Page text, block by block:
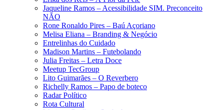
Jaqueline Ramos – Acessibilidade SIM. Preconceito
NÃO
Rone Ronaldo Pires – Baú Açoriano
Melisa Eliana – Branding & Negócio
Entrelinhas do Cuidado
Madison Martins – Futebolando
Julia Freitas​ – Letra Doce
Meetup TecGroup
Lito Guimarães – O Reverbero
Richelly Ramos​ – Papo de boteco
Radar Político
Rota Cultural